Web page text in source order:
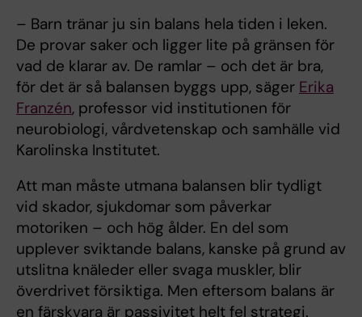
– Barn tränar ju sin balans hela tiden i leken.
De provar saker och ligger lite på gränsen för
vad de klarar av. De ramlar – och det är bra,
för det är så balansen byggs upp, säger Erika
Franzén, professor vid institutionen för
neurobiologi, vårdvetenskap och samhälle vid
Karolinska Institutet.
Att man måste utmana balansen blir tydligt
vid skador, sjukdomar som påverkar
motoriken – och hög ålder. En del som
upplever sviktande balans, kanske på grund av
utslitna knäleder eller svaga muskler, blir
överdrivet försiktiga. Men eftersom balans är
en färskvara är passivitet helt fel strategi.